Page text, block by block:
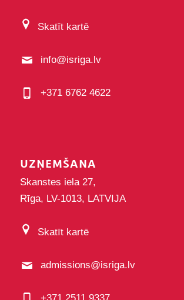
Skatīt kartē
info@isriga.lv
+371 6762 4622
UZŅEMŠANA
Skanstes iela 27,
Rīga, LV-1013, LATVIJA
Skatīt kartē
admissions@isriga.lv